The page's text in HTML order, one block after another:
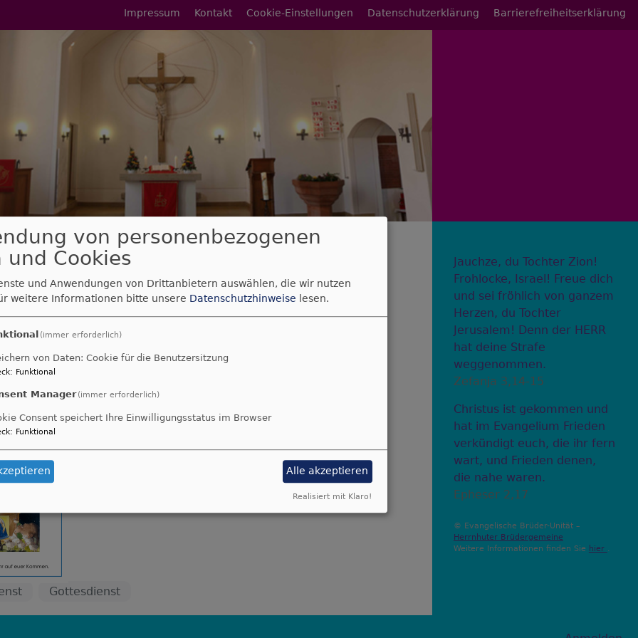
Fußbereichsmenü
Impressum Kontakt Cookie-Einstellungen Datenschutzerklärung Barrierefreiheitserklärung
am 21. Dezember 2025
am 21.
2025
Gottesdienst
Jauchze, du Tochter Zion!
Frohlocke, Israel! Freue dich
und sei fröhlich von ganzem
Herzen, du Tochter
Jerusalem! Denn der HERR
hat deine Strafe
weggenommen.
Zefanja 3,14-15
Christus ist gekommen und
hat im Evangelium Frieden
verkündigt euch, die ihr fern
wart, und Frieden denen,
die nahe waren.
Epheser 2,17
© Evangelische Brüder-Unität –
Herrnhuter Brüdergemeine
Weitere Informationen finden Sie hier .
von personenbezogenen
und Cookies
und Anwendungen von Drittanbietern auswählen, die wir nutzen
weitere Informationen bitte unsere Datenschutzhinweise lesen.
(immer erforderlich)
von Daten: Cookie für die Benutzersitzung
: Funktional
Manager (immer erforderlich)
Consent speichert Ihre Einwilligungsstatus im Browser
: Funktional
Alle akzeptieren
Realisiert mit Klaro!